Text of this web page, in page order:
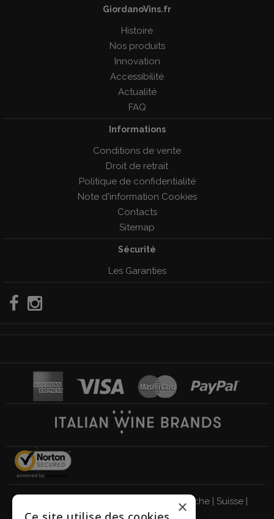
GiordanoVins.fr
Histoire
Nos produits
Innovation
Accessibilité
Actualité
FAQ
Informations
Conditions de vente
Droit de retrait
Politique de confidentialité
Note d'information Cookies
Contacts
Sitemap
Sécurité
Les Garanties
Autriche| Suisse|
×